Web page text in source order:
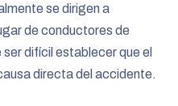
se dirigen a
de conductores de
difícil establecer que el
directa del accidente.